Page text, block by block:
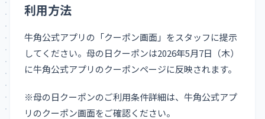
利用方法
牛角公式アプリの「クーポン画面」をスタッフに提示
してください。母の日クーポンは2026年5月7日（木）
に牛角公式アプリのクーポンページに反映されます。
※母の日クーポンのご利用条件詳細は、牛角公式アプ
リのクーポン画面をご確認ください。